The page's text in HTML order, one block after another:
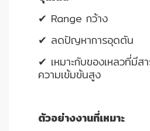
✔ Range กว้าง
✔ ลดปัญหาการอุดตัน
✔ เหมาะกับของเหลวที่มีส
ความเข้มข้นสูง
ตัวอย่างงานที่เหมาะ